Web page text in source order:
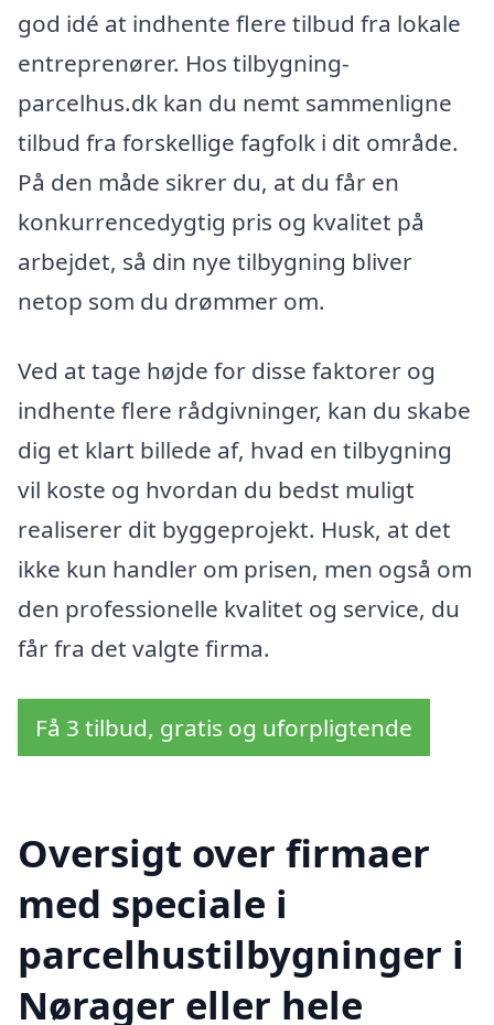
god idé at indhente flere tilbud fra lokale
entreprenører. Hos tilbygning-
parcelhus.dk kan du nemt sammenligne
tilbud fra forskellige fagfolk i dit område.
På den måde sikrer du, at du får en
konkurrencedygtig pris og kvalitet på
arbejdet, så din nye tilbygning bliver
netop som du drømmer om.
Ved at tage højde for disse faktorer og
indhente flere rådgivninger, kan du skabe
dig et klart billede af, hvad en tilbygning
vil koste og hvordan du bedst muligt
realiserer dit byggeprojekt. Husk, at det
ikke kun handler om prisen, men også om
den professionelle kvalitet og service, du
får fra det valgte firma.
Få 3 tilbud, gratis og uforpligtende
Oversigt over firmaer
med speciale i
parcelhustilbygninger i
Nørager eller hele